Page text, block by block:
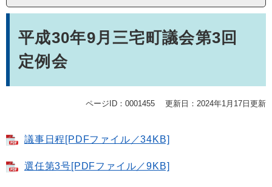
平成30年9月三宅町議会第3回
定例会
ページID：0001455 更新日：2024年1月17日更新
議事日程[PDFファイル／34KB]
選任第3号[PDFファイル／9KB]